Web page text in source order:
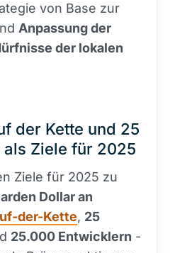
von Base zur
Anpassung der
der lokalen
der Kette und 25
Ziele für 2025
Ziele für 2025 zu
Dollar an
der-Kette, 25
25.000 Entwicklern -